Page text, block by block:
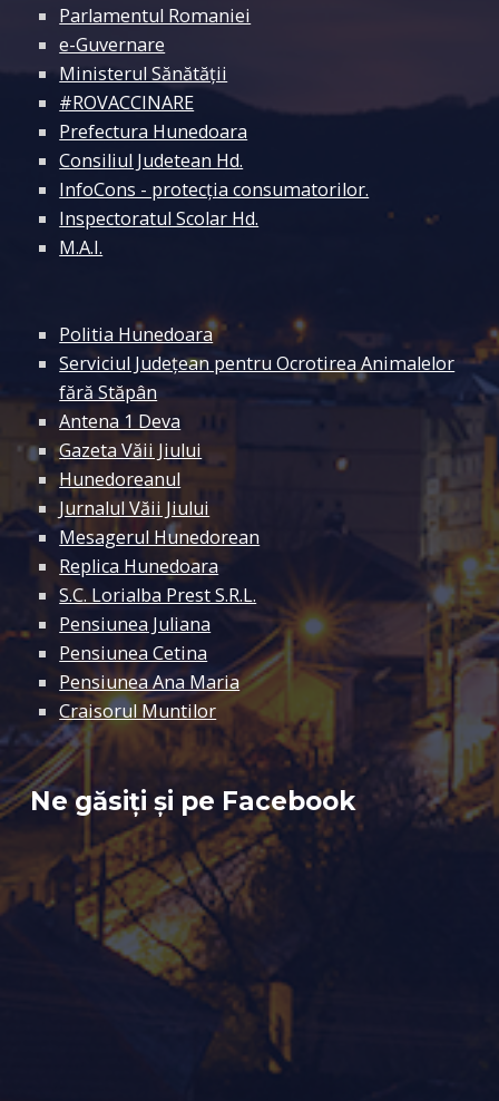
Parlamentul Romaniei
e-Guvernare
Ministerul Sănătății
#ROVACCINARE
Prefectura Hunedoara
Consiliul Judetean Hd.
InfoCons - protecția consumatorilor.
Inspectoratul Scolar Hd.
M.A.I.
Politia Hunedoara
Serviciul Județean pentru Ocrotirea Animalelor
fără Stăpân
Antena 1 Deva
Gazeta Văii Jiului
Hunedoreanul
Jurnalul Văii Jiului
Mesagerul Hunedorean
Replica Hunedoara
S.C. Lorialba Prest S.R.L.
Pensiunea Juliana
Pensiunea Cetina
Pensiunea Ana Maria
Craisorul Muntilor
Ne găsiți și pe Facebook